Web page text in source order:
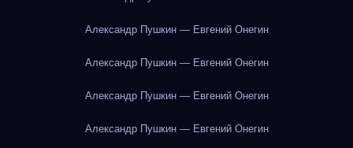
Александр Пушкин — Евгений Онегин
Александр Пушкин — Евгений Онегин
Александр Пушкин — Евгений Онегин
Александр Пушкин — Евгений Онегин